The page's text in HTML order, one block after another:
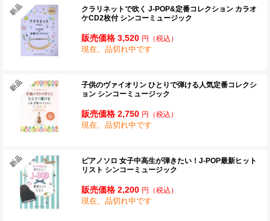
クラリネットで吹く J-POP&定番コレクション カラオ
ケCD2枚付 シンコーミュージック
販売価格 3,520 円 （税込）
現在、品切れ中です
子供のヴァイオリン ひとりで弾ける人気定番コレクシ
ョン シンコーミュージック
販売価格 2,750 円 （税込）
現在、品切れ中です
ピアノソロ 女子中高生が弾きたい！J-POP最新ヒット
リスト シンコーミュージック
販売価格 2,200 円 （税込）
現在、品切れ中です